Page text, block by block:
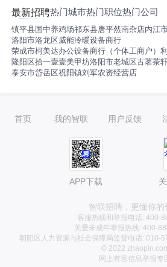
最新招聘热门城市热门职位热门公司
镇平县国中养鸡场祁东县唐平然南杂店内江
洛阳市洛龙区威能冷暖设备商行
荣成市柯美达办公设备商行（个体工商户）
隆阳区拾一壹壹美甲坊洛阳市老城区古茗茶
泰安市岱岳区祝阳镇刘军农资经营店
首页 我的智联 用户反馈
APP下载
智联招聘，更懂你的
客服热线和举报电话: 400-
关爱未成年举报热线: 400-
朝阳区人力资源与社会保障局监督电话: 010-
© 2022
网上有害信息举报专